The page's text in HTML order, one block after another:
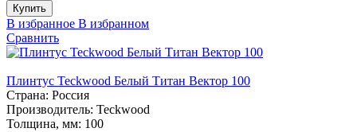
Купить
В избранное В избранном
Сравнить
Плинтус Teckwood Белый Титан Вектор 100
Страна: Россия
Производитель: Teckwood
Толщина, мм: 100